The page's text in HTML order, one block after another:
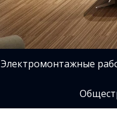
Электромонтажные